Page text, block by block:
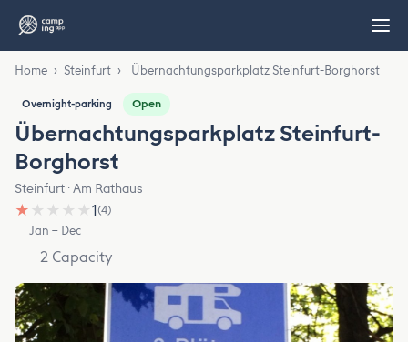
Home › Steinfurt › Übernachtungsparkplatz Steinfurt-Borghorst
Overnight-parking Open
Übernachtungsparkplatz Steinfurt-
Borghorst
Steinfurt · Am Rathaus
★ ★ ★ ★ ★1(4)
Jan – Dec
2 Capacity